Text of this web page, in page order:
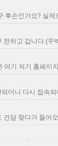
후손인가요? 실제
전하고 갑니다 (꾸
여기 저기 홈페이
더니 다시 접속되
담 찾다가 들어